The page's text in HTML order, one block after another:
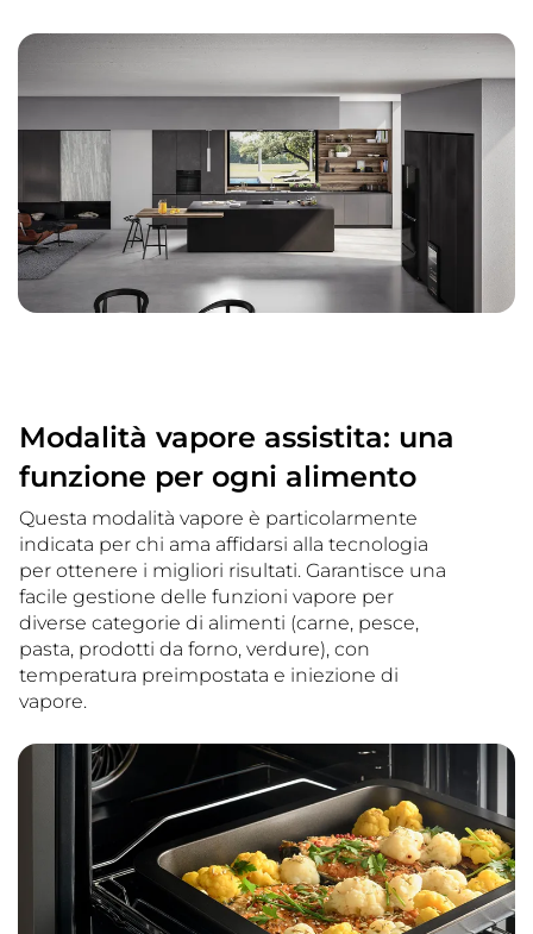
Modalità vapore assistita: una
funzione per ogni alimento
Questa modalità vapore è particolarmente
indicata per chi ama affidarsi alla tecnologia
per ottenere i migliori risultati. Garantisce una
facile gestione delle funzioni vapore per
diverse categorie di alimenti (carne, pesce,
pasta, prodotti da forno, verdure), con
temperatura preimpostata e iniezione di
vapore.